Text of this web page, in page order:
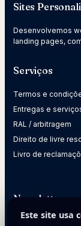
Sites
Desenvolvemos
landing pages,
Serviços
Termos e
Entregas e
RAL / arbitragem
Direito de livre
Livro de
Newsletter
Este site usa